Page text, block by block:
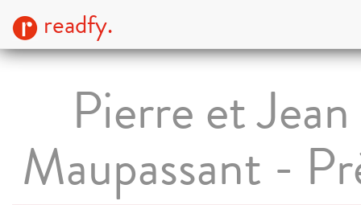
readfy.
Pierre et
Maupassant -